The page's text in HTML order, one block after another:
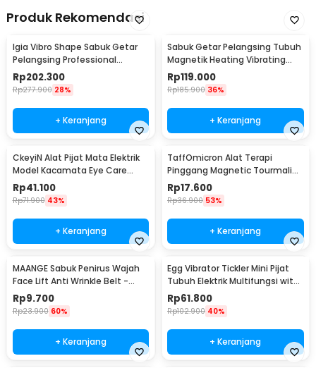
Produk Rekomendasi
Igia Vibro Shape Sabuk Getar
Pelangsing Professional
Slimming 55W - MC0138
Rp202.300
Rp277.900 28%
+ Keranjang
Sabuk Getar Pelangsing Tubuh
Magnetik Heating Vibrating
Belt Massager - X5
Rp119.000
Rp185.900 36%
+ Keranjang
CkeyiN Alat Pijat Mata Elektrik
Model Kacamata Eye Care
Massager - MR818
Rp41.100
Rp71.900 43%
+ Keranjang
TaffOmicron Alat Terapi
Pinggang Magnetic Tourmaline
Nylon Size L
Rp17.600
Rp36.900 53%
+ Keranjang
MAANGE Sabuk Penirus Wajah
Face Lift Anti Wrinkle Belt -
TZ18
Rp9.700
Rp23.900 60%
+ Keranjang
Egg Vibrator Tickler Mini Pijat
Tubuh Elektrik Multifungsi with
Remote - 11829
Rp61.800
Rp102.900 40%
+ Keranjang